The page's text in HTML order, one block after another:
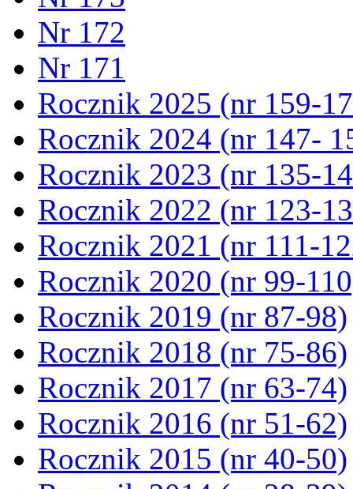
Nr 172
Nr 171
Rocznik 2025 (nr 159-
Rocznik 2024 (nr 147-
Rocznik 2023 (nr 135-
Rocznik 2022 (nr 123-
Rocznik 2021 (nr 111-
Rocznik 2020 (nr 99-
Rocznik 2019 (nr 87-98)
Rocznik 2018 (nr 75-86)
Rocznik 2017 (nr 63-74)
Rocznik 2016 (nr 51-62)
Rocznik 2015 (nr 40-50)